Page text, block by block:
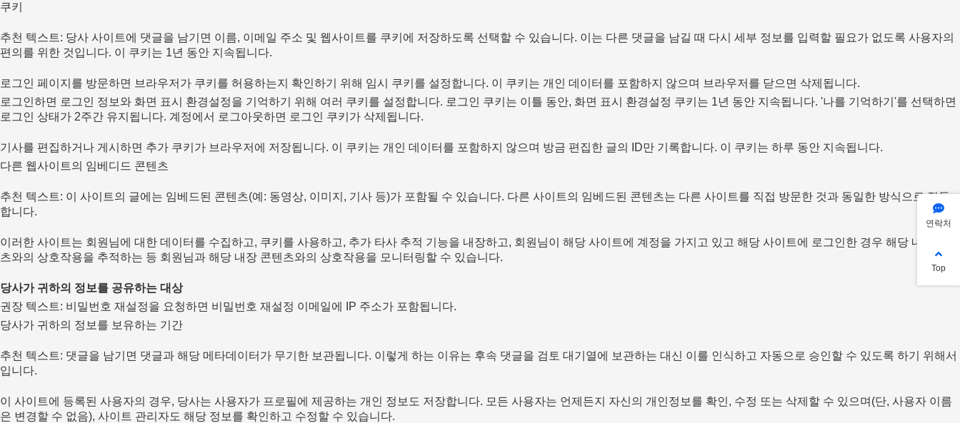
쿠키
추천 텍스트: 당사 사이트에 댓글을 남기면 이름, 이메일 주소 및 웹사이트를 쿠키에 저장하도록 선택할 수 있습니다. 이는 다른 댓글을 남길 때 다시 세부 정보를 입력할 필요가 없도록 사용자의
편의를 위한 것입니다. 이 쿠키는 1년 동안 지속됩니다.
로그인 페이지를 방문하면 브라우저가 쿠키를 허용하는지 확인하기 위해 임시 쿠키를 설정합니다. 이 쿠키는 개인 데이터를 포함하지 않으며 브라우저를 닫으면 삭제됩니다.
로그인하면 로그인 정보와 화면 표시 환경설정을 기억하기 위해 여러 쿠키를 설정합니다. 로그인 쿠키는 이틀 동안, 화면 표시 환경설정 쿠키는 1년 동안 지속됩니다. '나를 기억하기'를 선택하면
로그인 상태가 2주간 유지됩니다. 계정에서 로그아웃하면 로그인 쿠키가 삭제됩니다.
기사를 편집하거나 게시하면 추가 쿠키가 브라우저에 저장됩니다. 이 쿠키는 개인 데이터를 포함하지 않으며 방금 편집한 글의 ID만 기록합니다. 이 쿠키는 하루 동안 지속됩니다.
다른 웹사이트의 임베디드 콘텐츠
추천 텍스트: 이 사이트의 글에는 임베드된 콘텐츠(예: 동영상, 이미지, 기사 등)가 포함될 수 있습니다. 다른 사이트의 임베드된 콘텐츠는 다른 사이트를 직접 방문한 것과 동일한 방식으로 작동
합니다.
이러한 사이트는 회원님에 대한 데이터를 수집하고, 쿠키를 사용하고, 추가 타사 추적 기능을 내장하고, 회원님이 해당 사이트에 계정을 가지고 있고 해당 사이트에 로그인한 경우 해당 내장 콘텐
츠와의 상호작용을 추적하는 등 회원님과 해당 내장 콘텐츠와의 상호작용을 모니터링할 수 있습니다.
당사가 귀하의 정보를 공유하는 대상
권장 텍스트: 비밀번호 재설정을 요청하면 비밀번호 재설정 이메일에 IP 주소가 포함됩니다.
당사가 귀하의 정보를 보유하는 기간
추천 텍스트: 댓글을 남기면 댓글과 해당 메타데이터가 무기한 보관됩니다. 이렇게 하는 이유는 후속 댓글을 검토 대기열에 보관하는 대신 이를 인식하고 자동으로 승인할 수 있도록 하기 위해서
입니다.
이 사이트에 등록된 사용자의 경우, 당사는 사용자가 프로필에 제공하는 개인 정보도 저장합니다. 모든 사용자는 언제든지 자신의 개인정보를 확인, 수정 또는 삭제할 수 있으며(단, 사용자 이름
은 변경할 수 없음), 사이트 관리자도 해당 정보를 확인하고 수정할 수 있습니다.
연락처
Top